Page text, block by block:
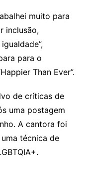
muito para
inclusão,
para o
Than Ever”.
de críticas de
uma postagem
A cantora foi
técnica de